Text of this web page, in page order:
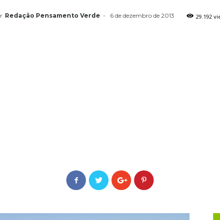
Redação Pensamento Verde - 6 de dezembro de 2013 29.192